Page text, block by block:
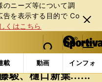
のニーズ等について調
告を表⽰する⽬的で Co
くはこちら
閉じ
る
web Sportiva (webスポルティーバ)
検索
マイペ
ー
ジ
メニュ
載 動画 インフォ
織、鍵山優真、佐藤駿、樋
駿、樋口新葉......